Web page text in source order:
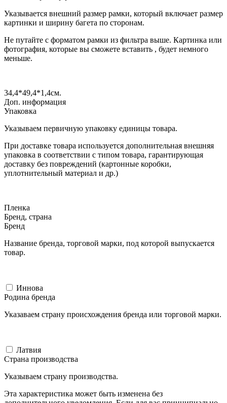
Указывается внешний размер рамки, который включает размер
картинки и ширину багета по сторонам.
Не путайте с форматом рамки из фильтра выше. Картинка или
фотография, которые вы сможете вставить , будет немного
меньше.
34,4*49,4*1,4см.
Доп. информация
Упаковка
Указываем первичную упаковку единицы товара.
При доставке товара используется дополнительная внешняя
упаковка в соответствии с типом товара, гарантирующая
доставку без повреждений (картонные коробки,
уплотнительный материал и др.)
Пленка
Бренд, страна
Бренд
Название бренда, торговой марки, под которой выпускается
товар.
Иннова
Родина бренда
Указаваем страну происхождения бренда или торговой марки.
Латвия
Страна производства
Указываем страну производства.
Эта характеристика может быть изменена без